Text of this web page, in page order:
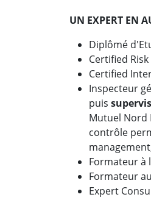
UN EXPERT EN
Diplômé
Certified
Certified
Inspecteur
puis
Mutuel Nord
contrôle
Formateur à
Formateur
Expert